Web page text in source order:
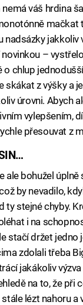
váš hrdina
mačkat
nadsázky jakkoliv
–
o chlup
skákat z výšky a
úrovni. Abych
vylepšením,
přesouvat z
ale bohužel úplně
by nevadilo,
ty stejné chyby.
i na
stačí držet jedno
zdolali třeba
jakákoliv
na to, že při
lézt nahoru a